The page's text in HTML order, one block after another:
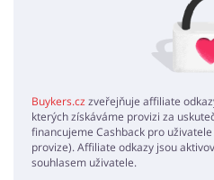
Buykers.cz zveřejňuje affiliate
kterých získáváme provizi za
financujeme Cashback pro
provize). Affiliate odkazy jsou
souhlasem uživatele.